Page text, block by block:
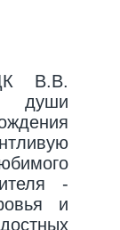
В.В.
души
-
и